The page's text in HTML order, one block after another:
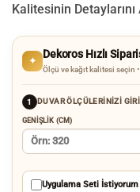
Kalitesinin
✦
Dekoros Hızlı
Ölçü ve kağıt kalitesi seçin
1 DUVAR ÖLÇÜLERINIZI
GENIŞLIK (CM)
Uygulama Seti İstiyorum